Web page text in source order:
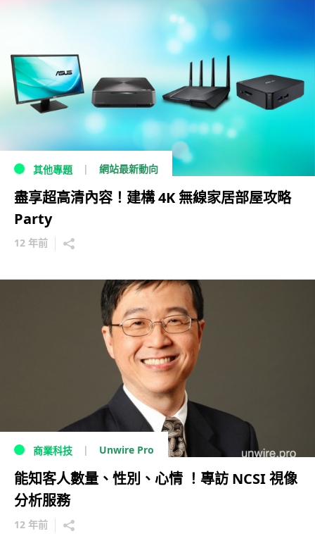
其他專題 網站最新動向
盡享超高清內容！建構 4K 無線家居部屋攻略
Party
12 年前
商業科技 Unwire Pro
能知客人數量、性別、心情 ！專訪 NCSI 視像
分析服務
12 年前